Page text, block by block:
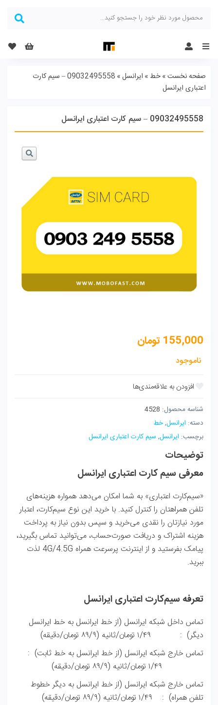
Menu
صفحه نخست»خط » ایرانسل»
09032495558 – سیم کارت
اعتباری ایرانسل
09032495558 – سیم کارت اعتباری ایرانسل
155,000 تومان
ناموجود
شناسه محصول: 4528
دسته: ایرانسل,خط
برچسب: ایرانسل, سیم کارت اعتباری ایرانسل
توضیحات
معرفی سیم کارت اعتباری ایرانسل
«سیم‌کارت اعتباری» به شما امکان می‌دهد همواره هزینه‌های
تلفن همراهتان را کنترل کنید. با خرید این نوع سیم‌کارت، اعتبار
مورد نیازتان را نقدی می‌خرید و سپس بدون نیاز به پرداخت
هزینه اشتراک و دریافت صورت‌حساب، می‌توانید تماس بگیرید،
پیامک بفرستید و از اینترنت پرسرعت همراه 4G/4.5G لذت
ببرید.
تعرفه سیم‌کارت اعتباری ایرانسل
تماس داخل شبکه ایرانسل (از خط ایرانسل به خط ایرانسل
دیگر) : ۱/۴۹ تومان/ثانیه (۸۹/۹ تومان/دقیقه)
تماس خارج شبکه ایرانسل (از خط ایرانسل به خط ثابت) :
تماس خارج شبکه ایرانسل (از خط ایرانسل به دیگر خطوط
تلفن همراه) : ۱/۴۹ تومان/ثانیه (۸۹/۹ تومان/دقیقه)